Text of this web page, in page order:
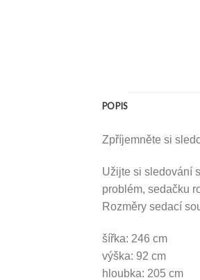
POPIS
Zpříjemněte si
Užijte si sledování
problém, sedačku
Rozměry sedací
šířka: 246 cm
výška: 92 cm
hloubka: 205 cm